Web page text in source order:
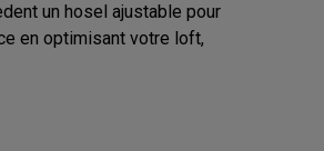
un hosel ajustable pour
en optimisant votre loft,